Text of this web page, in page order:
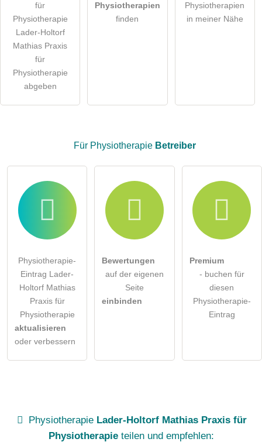
Hinweis: Bitte beachten Sie, öffentliche Fragen sindfür alle
Besucher sichtbar
Klicken Sie hier um eine
Physiotherapie-Eintrag zu stellen
für
Physiotherapie
Lader-Holtorf
Mathias Praxis
für
Physiotherapie
abgeben
Physiotherapien
finden
Physiotherapien
in meiner Nähe
Für Physiotherapie Betreiber
Physiotherapie-
Eintrag Lader-
Holtorf Mathias
Praxis für
Physiotherapie
aktualisieren
oder verbessern
Bewertungen
auf der eigenen
Seite
einbinden
Premium
- buchen für
diesen
Physiotherapie-
Eintrag
Physiotherapie Lader-Holtorf Mathias Praxis für
Physiotherapieteilen und empfehlen: